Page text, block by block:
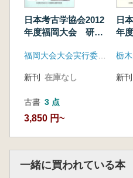
長野県における縄文時
態 宮崎朝雄・綿田弘
長野県における縄文時
諏訪地域にドける縄文
その分布 守矢昌文
下伊那地域における縄
坂井勇雄
東信地域における縄文
森英二
日本考古学協会2012
年度福岡大会 研究
福岡大会大会実行委員会
新刊 在庫なし
古書 3 点
3,850 円~
日
年
新刊
一緒に買われている本